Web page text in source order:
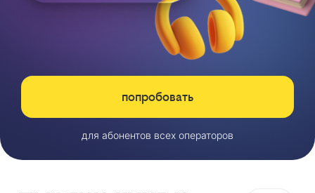
попробовать
для абонентов всех операторов